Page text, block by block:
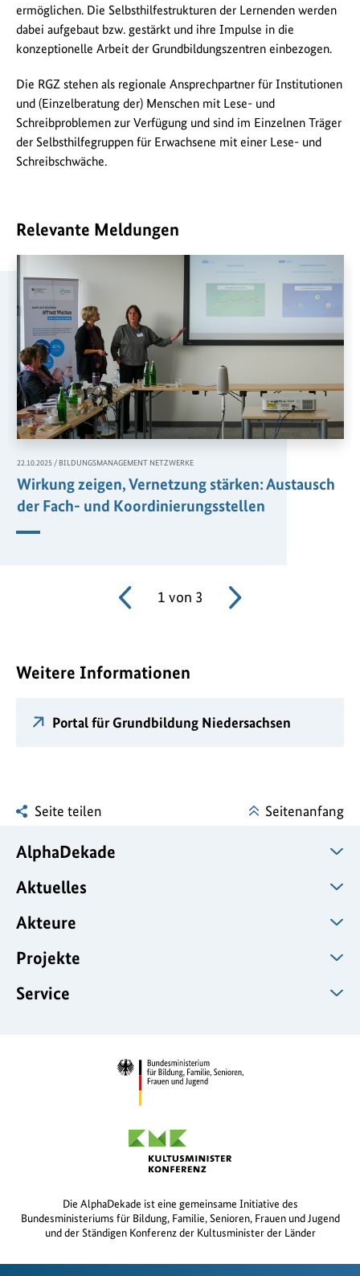
ermöglichen. Die Selbsthilfestrukturen der Lernenden werden
dabei aufgebaut bzw. gestärkt und ihre Impulse in die
konzeptionelle Arbeit der Grundbildungszentren einbezogen.
Die RGZ stehen als regionale Ansprechpartner für Institutionen
und (Einzelberatung der) Menschen mit Lese- und
Schreibproblemen zur Verfügung und sind im Einzelnen Träger
der Selbsthilfegruppen für Erwachsene mit einer Lese- und
Schreibschwäche.
Relevante Meldungen
1 von 3
Wirkung zeigen, Vernetzung stärken: Austausch
der Fach- und Koordinierungsstellen
22.10.2025 / BILDUNGSMANAGEMENT NETZWERKE
Weitere Informationen
Portal für Grundbildung Niedersachsen
Seite teilen Seitenanfang
AlphaDekade
Aktuelles
Akteure
Projekte
Service
Die AlphaDekade ist eine gemeinsame Initiative des
Bundesministeriums für Bildung, Familie, Senioren, Frauen und Jugend
und der Ständigen Konferenz der Kultusminister der Länder